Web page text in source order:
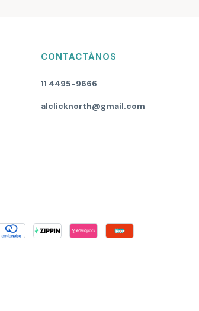
CONTACTÁNOS
11 4495-9666
alclicknorth@gmail.com